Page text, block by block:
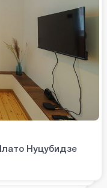
Нуцубидзе